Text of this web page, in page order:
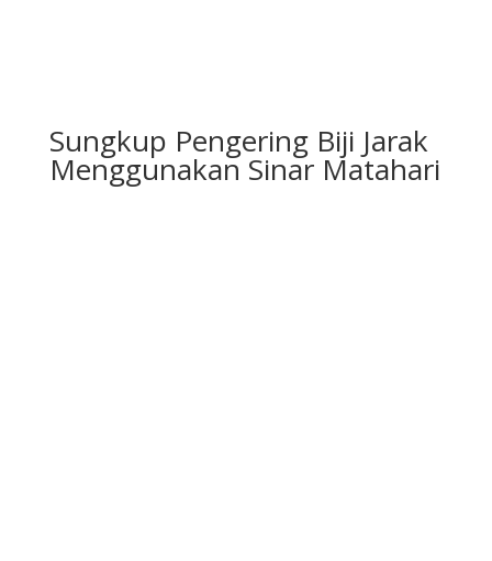
Sungkup Pengering Biji Jarak
Menggunakan Sinar Matahari